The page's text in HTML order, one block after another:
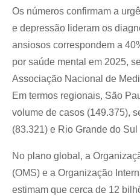
Os números confirmam a
e depressão lideram os
ansiosos correspondem a
por saúde mental em 2025,
Associação Nacional de
Em termos regionais, São
volume de casos (149.375),
(83.321) e Rio Grande do Sul
No plano global, a
(OMS) e a Organização
estimam que cerca de 12